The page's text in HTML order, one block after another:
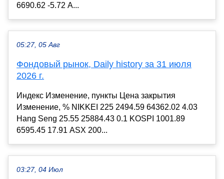
6690.62 -5.72 A...
05:27, 05 Авг
Фондовый рынок, Daily history за 31 июля
2026 г.
Индекс Изменение, пункты Цена закрытия
Изменение, % NIKKEI 225 2494.59 64362.02 4.03
Hang Seng 25.55 25884.43 0.1 KOSPI 1001.89
6595.45 17.91 ASX 200...
03:27, 04 Июл